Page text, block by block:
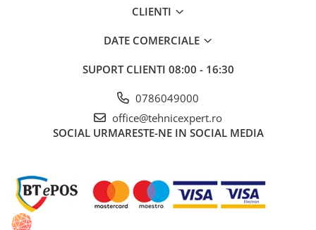
Capsatoare si capse pentru
Chei combinate
Chei combinate cu clichet
Ciocane cauciucate
Ciocane cu maner din lemn
Clesti papagali si suedezi
Clesti popnituri
Cuttere si lame pentru cutter
CLIENTI
DATE COMERCIALE
SUPORT CLIENTI 08:00 - 16:30
0786049000
office@tehnicexpert.ro
SOCIAL URMARESTE-NE IN SOCIAL MEDIA